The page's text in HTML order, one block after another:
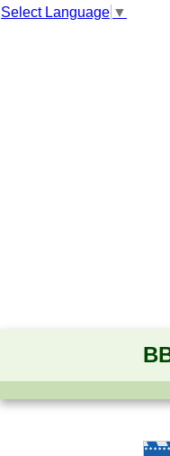
Select Language ▼